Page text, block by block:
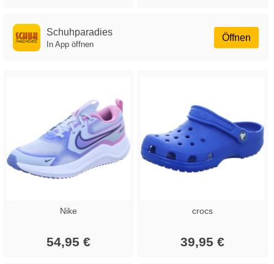
Öffnen
Schuhparadies
In App öffnen
Nike
54,95 €
crocs
39,95 €